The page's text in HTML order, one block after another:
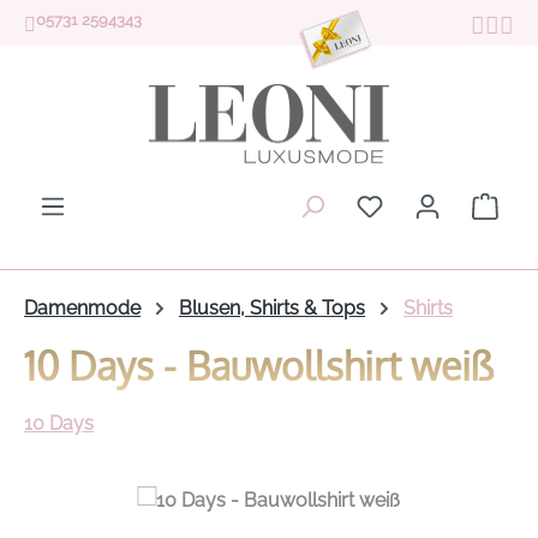
Zum Hauptinhalt springen
05731 2594343
Du hast 0
Damenmode Blusen, Shirts & Tops Shirts
10 Days - Bauwollshirt weiß
10 Days